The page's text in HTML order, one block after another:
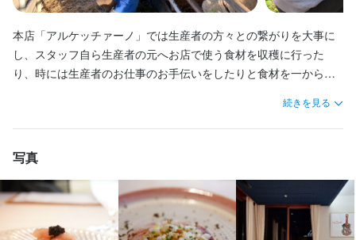
本店「アルケッチァーノ」では生産者の方々との繋がりを大事に
し、スタッフ自ら生産者の元へお店で使う食材を収穫に行った
り、時には生産者のお仕事のお手伝いをしたりと食材を一から感
続きを見る
写真
必須スキル・経験
コミュニケーション能力 飲食店での接客経験
・美味しい料理で人を喜ばせたい方
・好奇心を持って仕事に取り組める方
・チームで仕事することに意欲的な方
・独立志向のある方
求める人物像
・美味しい料理で人を喜ばせたい方
・好奇心を持って仕事に取り組める方
選考の流れ
応募後、原則7営業日以内に返信しております。面接を経て内定と
求める人物像
・美味しい料理で人を喜ばせたい方
・好奇心を持って仕事に取り組める方
・独立志向のある方
選考の流れ
応募後、原則7営業日以内に返信しております。面接を経て内定と
なります。なお、Web面接にも対応いたしますので、気兼ねなく